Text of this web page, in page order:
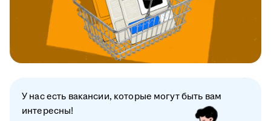
У нас есть вакансии, которые могут быть вам
интересны!